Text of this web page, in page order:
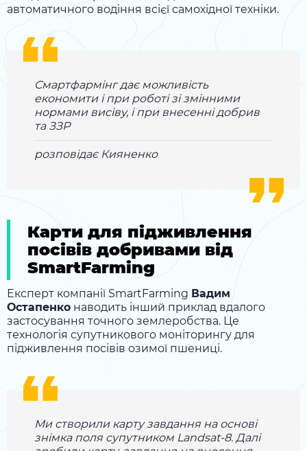
автоматичного водіння всієї самохідної техніки.
Смартфармінг дає можливість
економити і при роботі зі змінними
нормами висіву, і при внесенні добрив
та ЗЗР
розповідає Кияненко
Карти для підживлення
посівів добривами від
SmartFarming
Експерт компанії SmartFarming Вадим
Остапенко наводить інший приклад вдалого
застосування точного землеробства. Це
технологія супутникового моніторингу для
підживлення посівів озимої пшениці.
Ми створили карту завдання на основі
знімка поля супутником Landsat-8. Далі